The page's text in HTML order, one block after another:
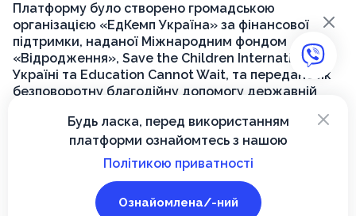
Платформу було створено громадською
організацією «ЕдКемп Україна» за фінансової
підтримки, наданої Міжнародним фондом
«Відродження», Save the Children International в
Україні та Education Cannot Wait, та передано як
безповоротну благодійну допомогу державній
для її подальшого функціонування на державному
© 2026, Вектор
×
Будь ласка, перед використанням
платформи ознайомтесь з нашою
Політикою приватності
Ознайомлена/-ний
×